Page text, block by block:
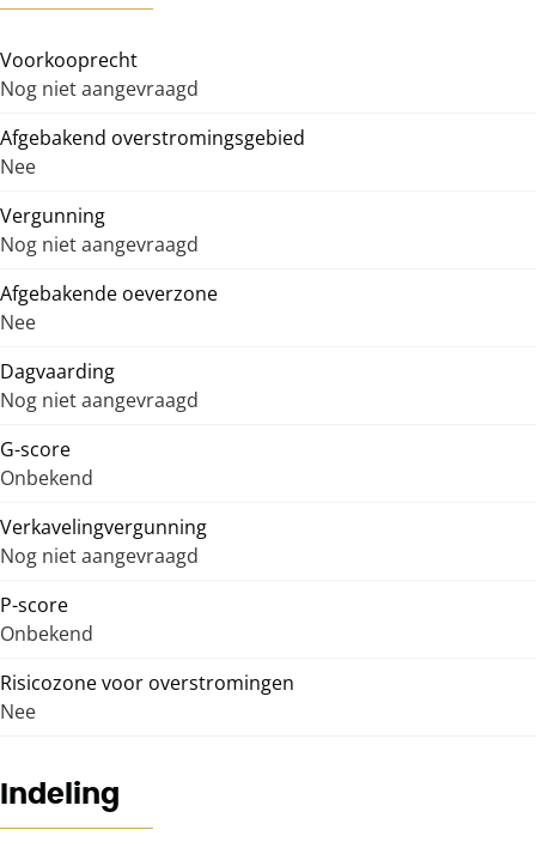
Voorkooprecht
Nog niet aangevraagd
Afgebakend overstromingsgebied
Nee
Vergunning
Nog niet aangevraagd
Afgebakende oeverzone
Nee
Dagvaarding
Nog niet aangevraagd
G-score
Onbekend
Verkavelingvergunning
Nog niet aangevraagd
P-score
Onbekend
Risicozone voor overstromingen
Nee
Indeling